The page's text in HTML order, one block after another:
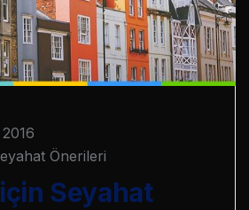
Önerileri
Seyahat